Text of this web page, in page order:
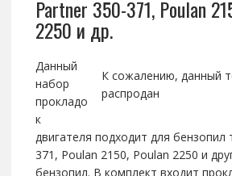
Partner 350-371, Poulan
2250 и др.
К сожалению, данный
распродан
Данный
набор
прокладо
к
двигателя подходит для бензопил
371, Poulan 2150, Poulan 2250 и
бензопил. В комплект входит